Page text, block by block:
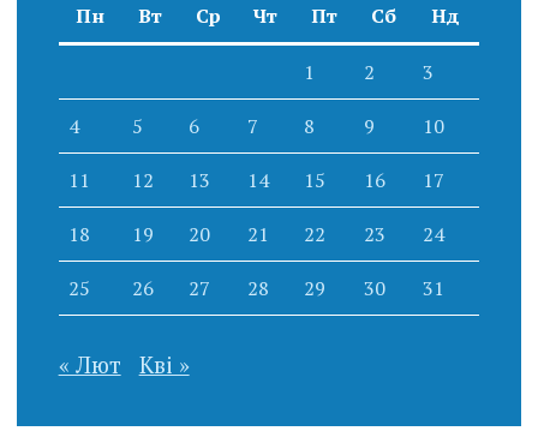
Пн
Вт Ср Чт Пт Сб Нд
1 2 3
4 5 6 7 8 9 10
11 12 13 14 15 16 17
18 19 20 21 22 23 24
25 26 27 28 29 30 31
« Лют Кві »